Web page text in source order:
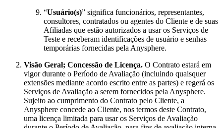
“Usuário(s)” significa funcionários, representantes,
consultores, contratados ou agentes do Cliente e de suas
Afiliadas que estão autorizados a usar os Serviços de
Teste e receberam identificações de usuário e senhas
temporárias fornecidas pela Anysphere.
Visão Geral; Concessão de Licença. O Contrato estará em
vigor durante o Período de Avaliação (incluindo quaisquer
extensões mediante acordo escrito entre as partes) e regerá os
Serviços de Avaliação a serem fornecidos pela Anysphere.
Sujeito ao cumprimento do Contrato pelo Cliente, a
Anysphere concede ao Cliente, nos termos deste Contrato,
uma licença limitada para usar os Serviços de Avaliação